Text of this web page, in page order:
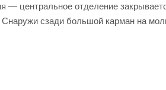
— центральное отделение
сзади большой карман на